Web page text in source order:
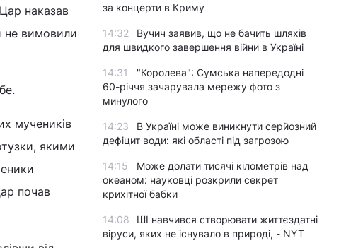
наказав
не вимовили
мучеників
якими
почав
за концерти в Криму
14:32
Вучич заявив, що не бачить шляхів
для швидкого завершення війни в Україні
14:31
"Королева": Сумська напередодні
60-річчя зачарувала мережу фото з
минулого
14:23
В Україні може виникнути серйозний
дефіцит води: які області під загрозою
14:15
Може долати тисячі кілометрів над
океаном: науковці розкрили секрет
крихітної бабки
14:08
ШІ навчився створювати життєздатні
віруси, яких не існувало в природі, - NYT